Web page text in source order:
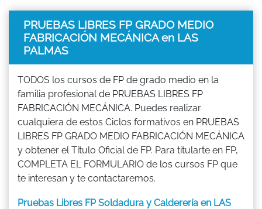
PRUEBAS LIBRES FP GRADO MEDIO
FABRICACIÓN MECÁNICA en LAS
PALMAS
TODOS los cursos de FP de grado medio en la
familia profesional de PRUEBAS LIBRES FP
FABRICACIÓN MECÁNICA. Puedes realizar
cualquiera de estos Ciclos formativos en PRUEBAS
LIBRES FP GRADO MEDIO FABRICACIÓN MECÁNICA
y obtener el Título Oficial de FP. Para titularte en FP,
COMPLETA EL FORMULARIO de los cursos FP que
te interesan y te contactaremos.
Pruebas Libres FP Soldadura y Calderería en LAS